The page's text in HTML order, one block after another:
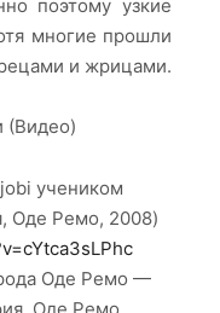
поэтому узкие
многие прошли
и жрицами.
(Видео)
учеником
Оде Ремо, 2008)
Оде Ремо —